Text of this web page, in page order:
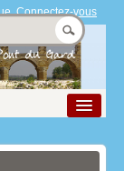
Connectez-vous